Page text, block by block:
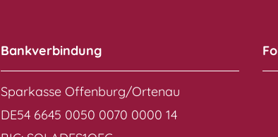
Bankverbindung
Sparkasse Offenburg/Ortenau
DE54 6645 0050 0070 0000 14